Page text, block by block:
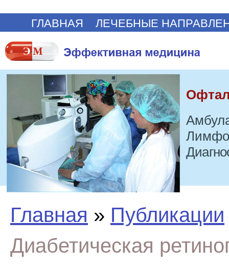
ГЛАВНАЯ ЛЕЧЕБНЫЕ
Главная » Публикации
Диабетическая